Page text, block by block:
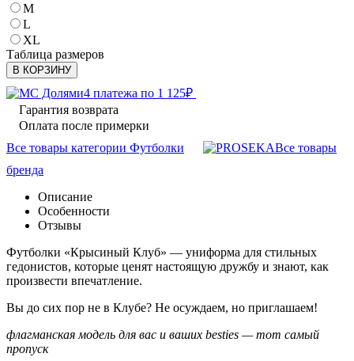
M
L
XL
Таблица размеров
В КОРЗИНУ
4 платежа по 1 125₽
Гарантия возврата
Оплата после примерки
Все товары категории Футболки
Все товары
бренда
Описание
Особенности
Отзывы
Футболки «Крысиный Клуб» — униформа для стильных
гедонистов, которые ценят настоящую дружбу и знают, как
произвести впечатление.
Вы до сих пор не в Клубе? Не осуждаем, но приглашаем!
флагманская модель для вас и ваших besties — тот самый
пропуск